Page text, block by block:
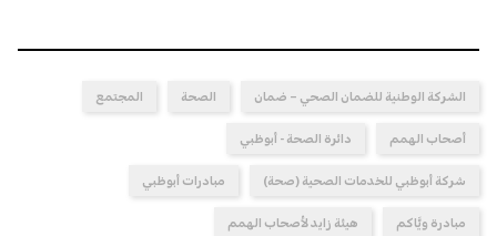
الشركة الوطنية للضمان الصحي – ضمان الصحة المجتمع
أصحاب الهمم دائرة الصحة - أبوظبي
شركة أبوظبي للخدمات الصحية (صحة) مبادرات أبوظبي
مبادرة ويَّاكم هيئة زايد لأصحاب الهمم